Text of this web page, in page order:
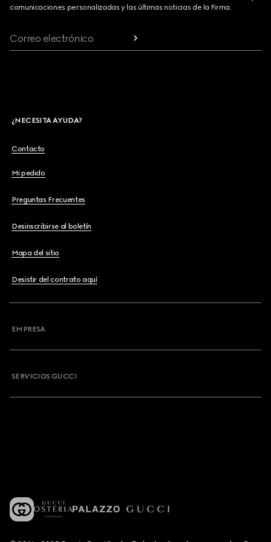
comunicaciones personalizadas y las últimas noticias de la Firma.
Correo electrónico
¿NECESITA AYUDA?
Contacto
Mi pedido
Preguntas Frecuentes
Desinscribirse al boletín
Mapa del sitio
Desistir del contrato aquí
EMPRESA
SERVICIOS GUCCI